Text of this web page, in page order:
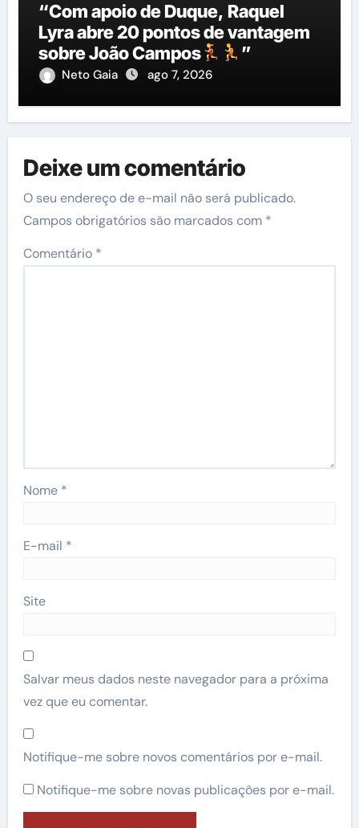
“Com apoio de Duque, Raquel
Lyra abre 20 pontos de vantagem
sobre João Campos
”
Neto Gaia ago 7, 2026
Deixe um comentário
O seu endereço de e-mail não será publicado.
Campos obrigatórios são marcados com *
Comentário *
Nome *
E-mail *
Site
Salvar meus dados neste navegador para a próxima
vez que eu comentar.
Notifique-me sobre novos comentários por e-mail.
Notifique-me sobre novas publicações por e-mail.